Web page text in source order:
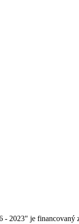
- 2023" je financovaný